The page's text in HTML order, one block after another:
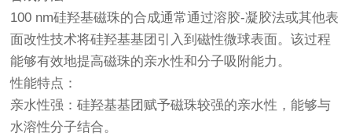
100 nm硅羟基磁珠的合成通常通过溶胶-凝胶法或其他表
面改性技术将硅羟基基团引入到磁性微球表面。该过程
能够有效地提高磁珠的亲水性和分子吸附能力。
性能特点：
亲水性强：硅羟基基团赋予磁珠较强的亲水性，能够与
水溶性分子结合。